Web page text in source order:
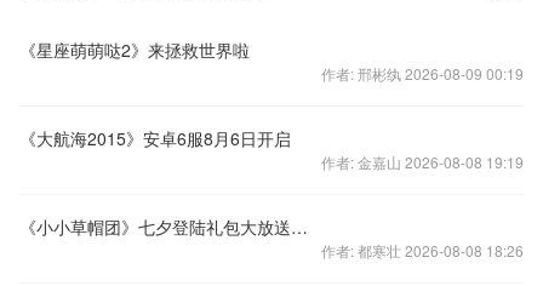
《星座萌萌哒2》来拯救世界啦
作者: 邢彬纨 2026-08-09 00:19
《大航海2015》安卓6服8月6日开启
作者: 金嘉山 2026-08-08 19:19
《小小草帽团》七夕登陆礼包大放送，福利享不停
作者: 都寒壮 2026-08-08 18:26